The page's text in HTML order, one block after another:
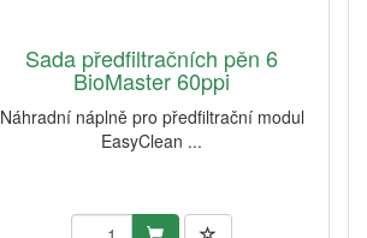
Sada předfiltračních pěn 6
BioMaster 60ppi
Náhradní náplně pro předfiltrační modul
EasyClean ...